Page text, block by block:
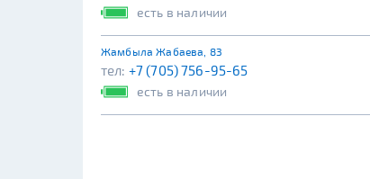
есть в наличии
Жамбыла Жабаева, 83
тел: +7 (705) 756-95-65
есть в наличии